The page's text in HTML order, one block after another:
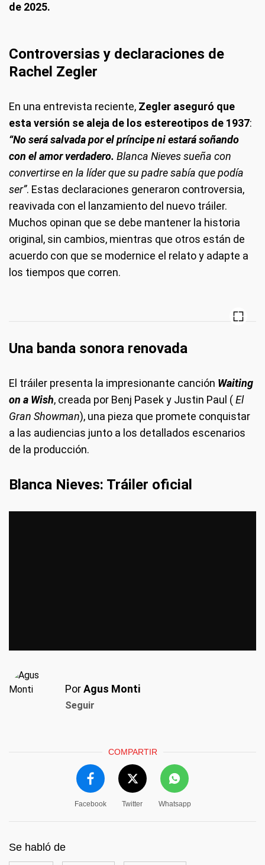
de 2025.
Controversias y declaraciones de
Rachel Zegler
En una entrevista reciente, Zegler aseguró que
esta versión se aleja de los estereotipos de 1937:
“No será salvada por el príncipe ni estará soñando
con el amor verdadero. Blanca Nieves sueña con
convertirse en la líder que su padre sabía que podía
ser”. Estas declaraciones generaron controversia,
reavivada con el lanzamiento del nuevo tráiler.
Muchos opinan que se debe mantener la historia
original, sin cambios, mientras que otros están de
acuerdo con que se modernice el relato y adapte a
los tiempos que corren.
Una banda sonora renovada
El tráiler presenta la impresionante canción Waiting
on a Wish, creada por Benj Pasek y Justin Paul (El
Gran Showman), una pieza que promete conquistar
a las audiencias junto a los detallados escenarios
de la producción.
Blanca Nieves: Tráiler oficial
PorAgus Monti
Seguir
COMPARTIR
Facebook Twitter Whatsapp
Se habló de